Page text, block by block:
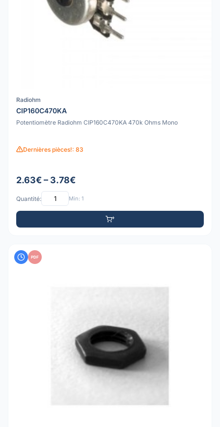
Radiohm
CIP160C470KA
Potentiomètre Radiohm CIP160C470KA 470k Ohms Mono
Dernières pièces!: 83
2.63€ – 3.78€
Quantité: Min: 1
PDF